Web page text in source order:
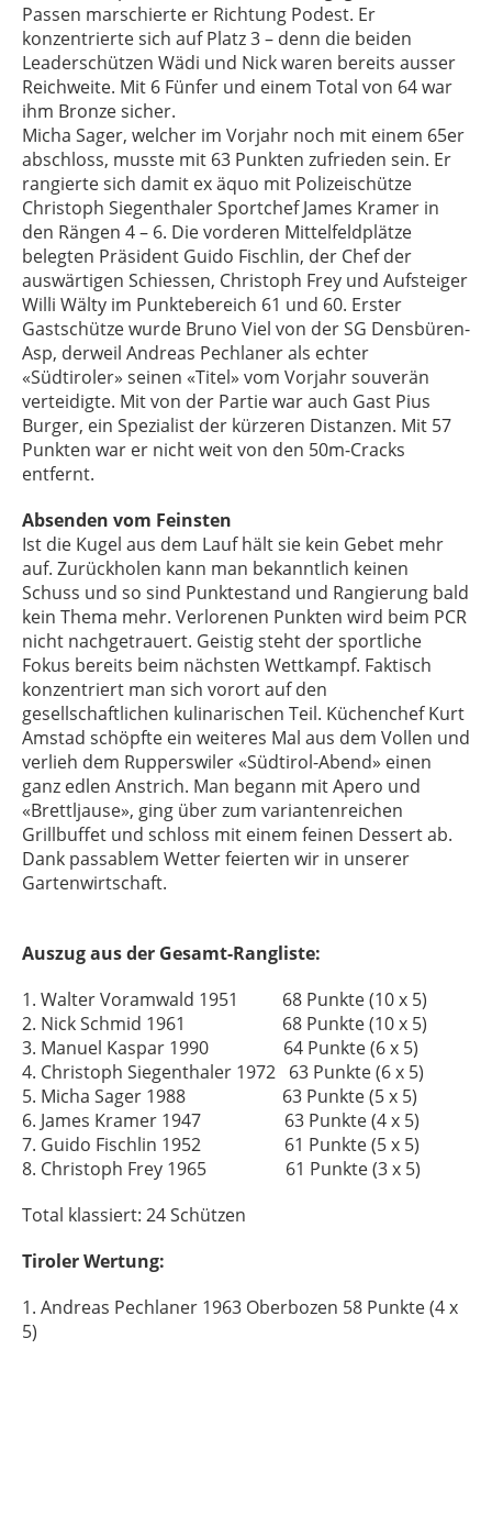
Passen marschierte er Richtung Podest. Er
konzentrierte sich auf Platz 3 – denn die beiden
Leaderschützen Wädi und Nick waren bereits ausser
Reichweite. Mit 6 Fünfer und einem Total von 64 war
ihm Bronze sicher.
Micha Sager, welcher im Vorjahr noch mit einem 65er
abschloss, musste mit 63 Punkten zufrieden sein. Er
rangierte sich damit ex äquo mit Polizeischütze
Christoph Siegenthaler Sportchef James Kramer in
den Rängen 4 – 6. Die vorderen Mittelfeldplätze
belegten Präsident Guido Fischlin, der Chef der
auswärtigen Schiessen, Christoph Frey und Aufsteiger
Willi Wälty im Punktebereich 61 und 60. Erster
Gastschütze wurde Bruno Viel von der SG Densbüren-
Asp, derweil Andreas Pechlaner als echter
«Südtiroler» seinen «Titel» vom Vorjahr souverän
verteidigte. Mit von der Partie war auch Gast Pius
Burger, ein Spezialist der kürzeren Distanzen. Mit 57
Punkten war er nicht weit von den 50m-Cracks
entfernt.
Absenden vom Feinsten
Ist die Kugel aus dem Lauf hält sie kein Gebet mehr
auf. Zurückholen kann man bekanntlich keinen
Schuss und so sind Punktestand und Rangierung bald
kein Thema mehr. Verlorenen Punkten wird beim PCR
nicht nachgetrauert. Geistig steht der sportliche
Fokus bereits beim nächsten Wettkampf. Faktisch
konzentriert man sich vorort auf den
gesellschaftlichen kulinarischen Teil. Küchenchef Kurt
Amstad schöpfte ein weiteres Mal aus dem Vollen und
verlieh dem Rupperswiler «Südtirol-Abend» einen
ganz edlen Anstrich. Man begann mit Apero und
«Brettljause», ging über zum variantenreichen
Grillbuffet und schloss mit einem feinen Dessert ab.
Dank passablem Wetter feierten wir in unserer
Gartenwirtschaft.
Auszug aus der Gesamt-Rangliste:
1. Walter Voramwald 1951 68 Punkte (10 x 5)
2. Nick Schmid 1961 68 Punkte (10 x 5)
3. Manuel Kaspar 1990 64 Punkte (6 x 5)
4. Christoph Siegenthaler 1972 63 Punkte (6 x 5)
5. Micha Sager 1988 63 Punkte (5 x 5)
6. James Kramer 1947 63 Punkte (4 x 5)
7. Guido Fischlin 1952 61 Punkte (5 x 5)
8. Christoph Frey 1965 61 Punkte (3 x 5)
Total klassiert: 24 Schützen
Tiroler Wertung:
1. Andreas Pechlaner 1963 Oberbozen 58 Punkte (4 x
5)